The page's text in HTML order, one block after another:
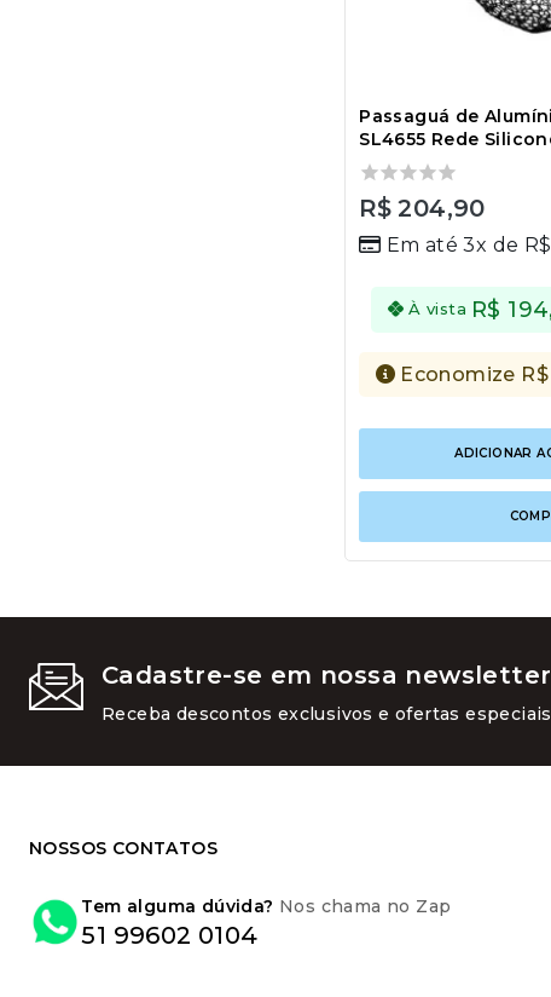
Passaguá de
SL4655 Rede
0
of
R$204,90
Em até 3x de
À vista R$
Economize
ADICIONAR
Cadastre-se em nossa newsletter
Receba descontos exclusivos e ofertas
NOSSOS CONTATOS
Tem alguma dúvida? Nos chama no Zap
51 99602 0104